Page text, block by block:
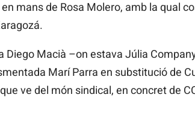
mans de Rosa Molero, amb la qual
Diego Macià –on estava Júlia
Marí Parra en substitució de
ve del món sindical, en concret de